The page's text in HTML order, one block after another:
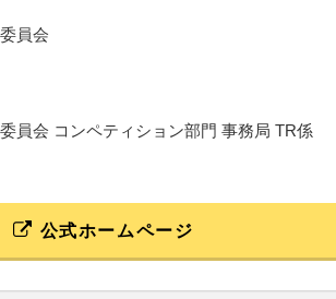
員会
員会 コンペティション部門 事務局 TR係
公式ホームページ